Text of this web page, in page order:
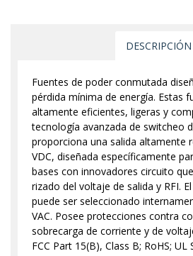
DESCRIPCIÓN
Fuentes de poder conmutada
pérdida mínima de energía. Estas
altamente eficientes, ligeras y
tecnología avanzada de switcheo
proporciona una salida altamente
VDC, diseñada específicamente
bases con innovadores circuito
rizado del voltaje de salida y RFI.
puede ser seleccionado
VAC. Posee protecciones contra
sobrecarga de corriente y de
FCC Part 15(B), Class B; RoHS; UL